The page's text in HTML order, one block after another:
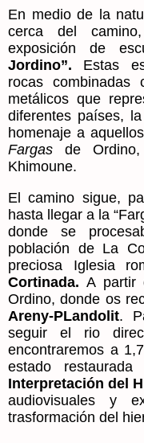
En medio de la
cerca del
exposición de
Jordino”. Estas
rocas combinadas
metálicos que
diferentes países,
homenaje a
Fargas de
Khimoune.
El camino sigue,
hasta llegar a la
donde se
población de La
preciosa Iglesia
Cortinada.A partir
Ordino, donde os
Areny-PLandolit.
seguir el rio
encontraremos a
estado
Interpretación del
audiovisuales y
trasformación del